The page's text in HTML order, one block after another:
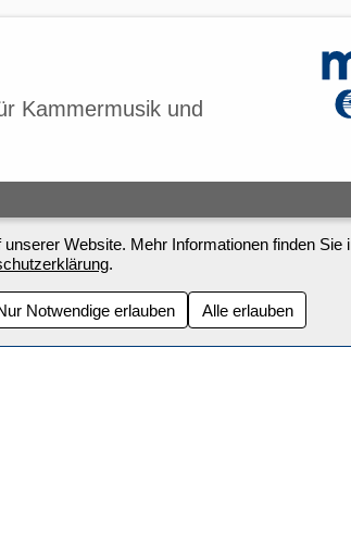
Kammermusik und
Website. Mehr Informationen finden Sie
.
Notwendige erlauben Alle erlauben